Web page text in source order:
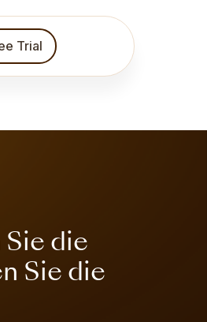
Trial
die
Sie die